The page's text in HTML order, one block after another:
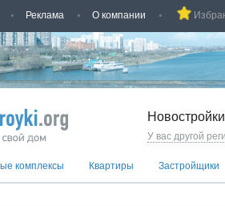
Реклама О компании
У вас другой
комплексы Квартиры Застройщики